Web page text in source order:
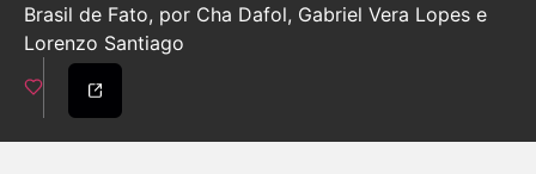
Brasil de Fato, por Cha Dafol, Gabriel Vera Lopes e
Lorenzo Santiago